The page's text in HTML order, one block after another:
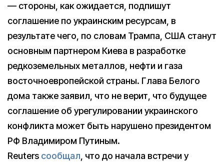
— стороны, как ожидается, подпишут
соглашение по украинским ресурсам, в
результате чего, по словам Трампа, США станут
основным партнером Киева в разработке
редкоземельных металлов, нефти и газа
восточноевропейской страны. Глава Белого
дома также заявил, что не верит, что будущее
соглашение об урегулировании украинского
конфликта может быть нарушено президентом
РФ Владимиром Путиным.
Reuters сообщал, что до начала встречи у